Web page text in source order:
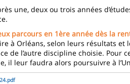
une, deux ou trois années
parcours en 1ère année dès la
à Orléans, selon leurs résultats et
de l’autre discipline choisie. Pour
il leur faudra alors poursuivre à